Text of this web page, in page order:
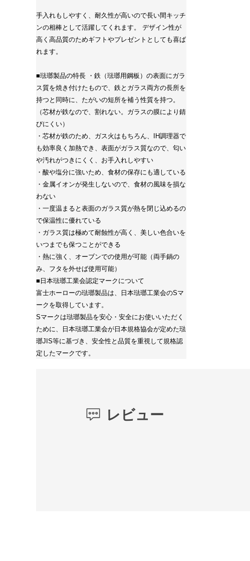
手入れもしやすく、耐久性が高いので長い間キッチ
ンの相棒として活躍してくれます。 デザイン性が
高く高品質のためギフトやプレゼントとしても喜ば
れます。
■琺瑯製品の特長 ・鉄（琺瑯用鋼板）の表面にガラ
ス質を焼き付けたもので、鉄とガラス両方の長所を
持つと同時に、たがいの短所を補う性質を持つ。
（芯材が鉄なので、割れない。ガラスの膜により錆
びにくい）
・芯材が鉄のため、ガス火はもちろん、IH調理器で
も効率良く加熱でき、表面がガラス質なので、匂い
や汚れがつきにくく、お手入れしやすい
・酸や塩分に強いため、食材の保存にも適している
・金属イオンが発生しないので、食材の風味を損な
わない
・一度温まると表面のガラス質が熱を閉じ込めるの
で保温性に優れている
・ガラス質は極めて耐蝕性が高く、美しい色合いを
いつまでも保つことができる
・熱に強く、オーブンでの使用が可能（両手鍋の
み、フタを外せば使用可能）
■日本琺瑯工業会認定マークについて
富士ホーローの琺瑯製品は、日本琺瑯工業会のSマ
ークを取得しています。
Sマークは琺瑯製品を安心・安全にお使いいただく
ために、日本琺瑯工業会が日本規格協会が定めた琺
瑯JIS等に基づき、安全性と品質を重視して規格認
定したマークです。
レビュー